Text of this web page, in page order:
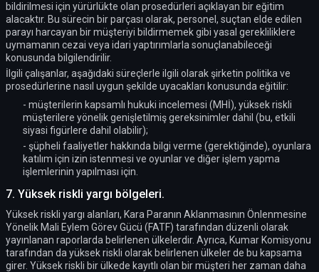
bildirilmesi için yürürlükte olan prosedürleri açıklayan bir eğitim
alacaktır. Bu sürecin bir parçası olarak, personel, suçtan elde edilen
parayı harcayan bir müşteriyi bildirmemek gibi yasal gerekliliklere
uymamanın cezai veya idari yaptırımlarla sonuçlanabileceği
konusunda bilgilendirilir.
İlgili çalışanlar, aşağıdaki süreçlerle ilgili olarak şirketin politika ve
prosedürlerine nasıl uygun şekilde uyacakları konusunda eğitilir:
- müşterilerin kapsamlı hukuki incelemesi (MHİ), yüksek riskli
müşterilere yönelik genişletilmiş gereksinimler dahil (bu, etkili
siyasi figürlere dahil olabilir);
- şüpheli faaliyetler hakkında bilgi verme (gerektiğinde), oyunlara
katılım için izin istenmesi ve oyunlar ve diğer işlem yapma
işlemlerinin yapılması için.
7. Yüksek riskli yargı bölgeleri.
Yüksek riskli yargı alanları, Kara Paranın Aklanmasının Önlenmesine
Yönelik Mali Eylem Görev Gücü (FATF) tarafından düzenli olarak
yayınlanan raporlarda belirlenen ülkelerdir. Ayrıca, Kumar Komisyonu
tarafından da yüksek riskli olarak belirlenen ülkeler de bu kapsama
girer. Yüksek riskli bir ülkede kayıtlı olan bir müşteri her zaman daha